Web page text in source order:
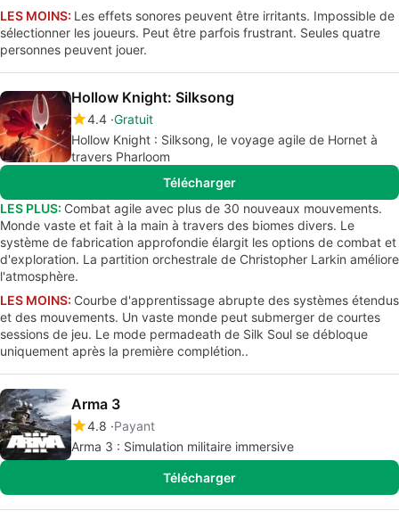
LES MOINS: Les effets sonores peuvent être irritants. Impossible de
sélectionner les joueurs. Peut être parfois frustrant. Seules quatre
personnes peuvent jouer.
Hollow Knight: Silksong
4.4 Gratuit
Hollow Knight : Silksong, le voyage agile de Hornet à
travers Pharloom
Télécharger
LES PLUS: Combat agile avec plus de 30 nouveaux mouvements.
Monde vaste et fait à la main à travers des biomes divers. Le
système de fabrication approfondie élargit les options de combat et
d'exploration. La partition orchestrale de Christopher Larkin améliore
l'atmosphère.
LES MOINS: Courbe d'apprentissage abrupte des systèmes étendus
et des mouvements. Un vaste monde peut submerger de courtes
sessions de jeu. Le mode permadeath de Silk Soul se débloque
uniquement après la première complétion..
Arma 3
4.8 Payant
Arma 3 : Simulation militaire immersive
Télécharger